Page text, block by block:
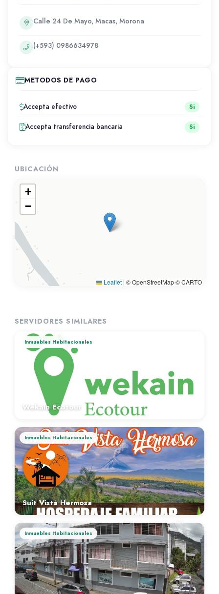
Calle 24 De Mayo, Macas, Morona
(+593) 0986634978
METODOS DE PAGO
Accepta efectivo Si
Accepta transferencia bancaria Si
UBICACIÓN
+
−
Leaflet | © OpenStreetMap © CARTO
SERVIDORES SIMILARES
Inmuebles Habitacionales
Wekain Ecotour
Inmuebles Habitacionales
Suit Vista Hermosa
Inmuebles Habitacionales